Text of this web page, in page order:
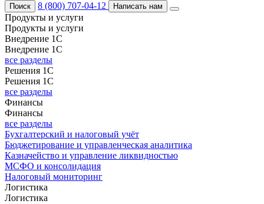
Поиск 8 (800) 707-04-12 Написать нам
Продукты и услуги
Продукты и услуги
Внедрение 1С
Внедрение 1С
все разделы
Решения 1С
Решения 1С
все разделы
Финансы
Финансы
все разделы
Бухгалтерский и налоговый учёт
Бюджетирование и управленческая аналитика
Казначейство и управление ликвидностью
МСФО и консолидация
Налоговый мониторинг
Логистика
Логистика